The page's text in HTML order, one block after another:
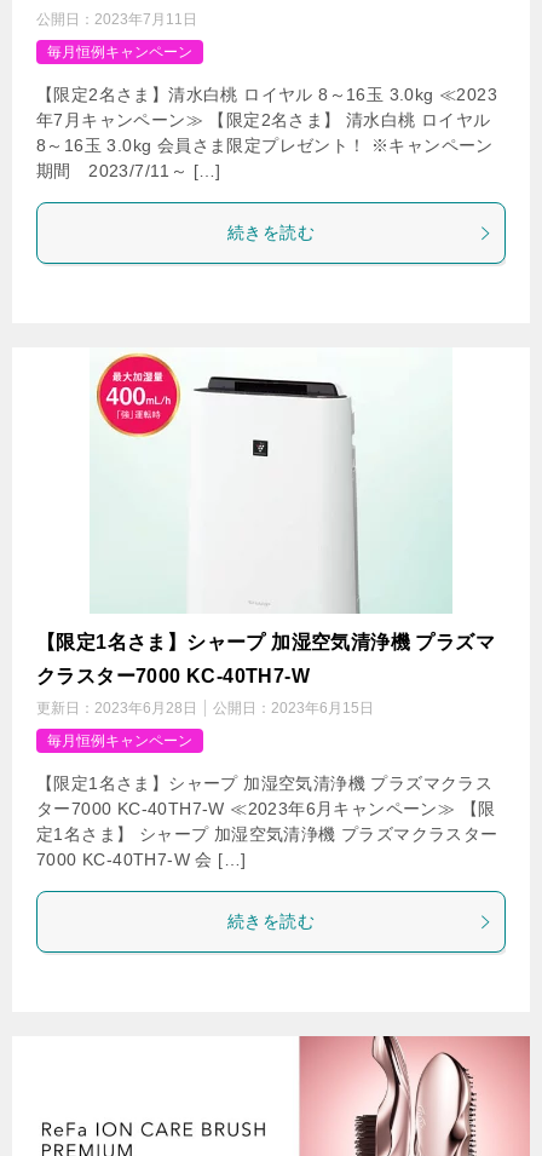
公開日： 2023年7月11日
毎月恒例キャンペーン
【限定2名さま】清水白桃 ロイヤル 8～16玉 3.0kg ≪2023
年7月キャンペーン≫ 【限定2名さま】 清水白桃 ロイヤル
8～16玉 3.0kg 会員さま限定プレゼント！ ※キャンペーン
期間 2023/7/11～ […]
続きを読む
【限定1名さま】シャープ 加湿空気清浄機 プラズマ
クラスター7000 KC-40TH7-W
更新日： 2023年6月28日 公開日： 2023年6月15日
毎月恒例キャンペーン
【限定1名さま】シャープ 加湿空気清浄機 プラズマクラス
ター7000 KC-40TH7-W ≪2023年6月キャンペーン≫ 【限
定1名さま】 シャープ 加湿空気清浄機 プラズマクラスター
7000 KC-40TH7-W 会 […]
続きを読む